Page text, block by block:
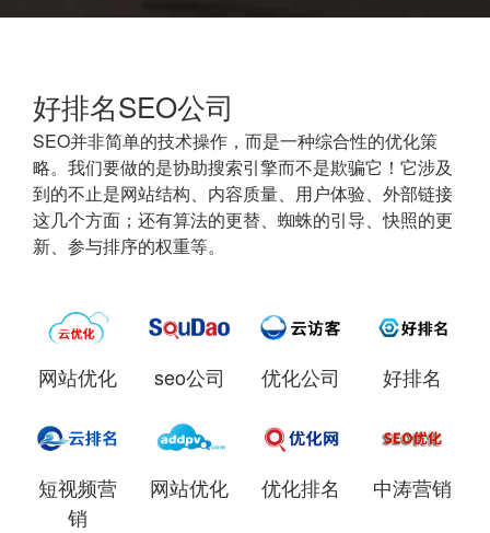
好排名SEO公司
SEO并非简单的技术操作，而是一种综合性的优化策
略。我们要做的是协助搜索引擎而不是欺骗它！它涉及
到的不止是网站结构、内容质量、用户体验、外部链接
这几个方面；还有算法的更替、蜘蛛的引导、快照的更
新、参与排序的权重等。
网站优化 seo公司 优化公司 好排名
短视频营
销
网站优化 优化排名 中涛营销